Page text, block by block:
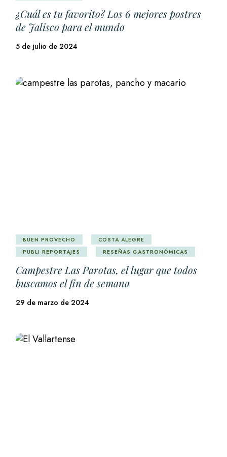
¿Cuál es tu favorito? Los 6 mejores postres
de Jalisco para el mundo
5 de julio de 2024
BUEN PROVECHO
COSTA ALEGRE
PUBLI REPORTAJES
RESEÑAS GASTRONÓMICAS
Campestre Las Parotas, el lugar que todos
buscamos el fin de semana
29 de marzo de 2024